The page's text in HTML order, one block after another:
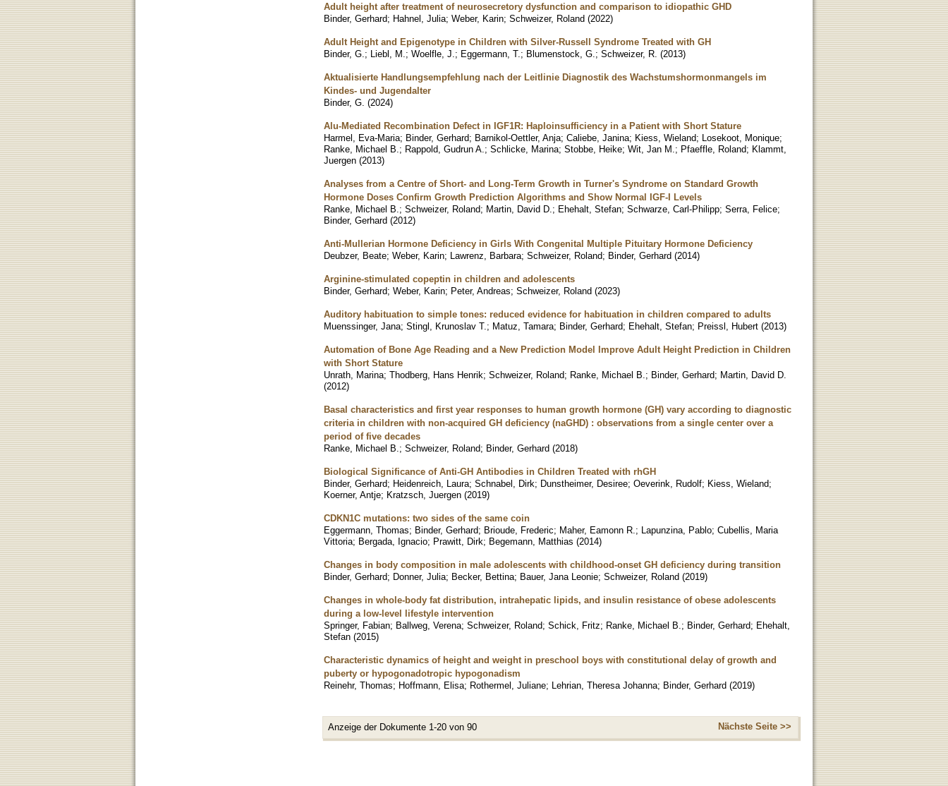
Adult height after treatment of neurosecretory dysfunction and comparison to idiopathic GHD
Binder, Gerhard; Hahnel, Julia; Weber, Karin; Schweizer, Roland (2022)
Adult Height and Epigenotype in Children with Silver-Russell Syndrome Treated with GH
Binder, G. ; Liebl, M. ; Woelfle, J. ; Eggermann, T. ; Blumenstock, G. ; Schweizer, R. (2013)
Aktualisierte Handlungsempfehlung nach der Leitlinie Diagnostik des Wachstumshormonmangels im
Kindes- und Jugendalter
Binder, G. (2024)
Alu-Mediated Recombination Defect in IGF1R: Haploinsufficiency in a Patient with Short Stature
Harmel, Eva-Maria; Binder, Gerhard; Barnikol-Oettler, Anja; Caliebe, Janina; Kiess, Wieland; Losekoot, Monique;
Ranke, Michael B. ; Rappold, Gudrun A. ; Schlicke, Marina; Stobbe, Heike; Wit, Jan M. ; Pfaeffle, Roland; Klammt,
Juergen (2013)
Analyses from a Centre of Short- and Long-Term Growth in Turner's Syndrome on Standard Growth
Hormone Doses Confirm Growth Prediction Algorithms and Show Normal IGF-I Levels
Ranke, Michael B. ; Schweizer, Roland; Martin, David D. ; Ehehalt, Stefan; Schwarze, Carl-Philipp; Serra, Felice;
Binder, Gerhard (2012)
Anti-Mullerian Hormone Deficiency in Girls With Congenital Multiple Pituitary Hormone Deficiency
Deubzer, Beate; Weber, Karin; Lawrenz, Barbara; Schweizer, Roland; Binder, Gerhard (2014)
Arginine-stimulated copeptin in children and adolescents
Binder, Gerhard; Weber, Karin; Peter, Andreas; Schweizer, Roland (2023)
Auditory habituation to simple tones: reduced evidence for habituation in children compared to adults
Muenssinger, Jana; Stingl, Krunoslav T. ; Matuz, Tamara; Binder, Gerhard; Ehehalt, Stefan; Preissl, Hubert (2013)
Automation of Bone Age Reading and a New Prediction Model Improve Adult Height Prediction in Children
with Short Stature
Unrath, Marina; Thodberg, Hans Henrik; Schweizer, Roland; Ranke, Michael B. ; Binder, Gerhard; Martin, David D.
(2012)
Basal characteristics and first year responses to human growth hormone (GH) vary according to diagnostic
criteria in children with non-acquired GH deficiency (naGHD) : observations from a single center over a
period of five decades
Ranke, Michael B. ; Schweizer, Roland; Binder, Gerhard (2018)
Biological Significance of Anti-GH Antibodies in Children Treated with rhGH
Binder, Gerhard; Heidenreich, Laura; Schnabel, Dirk; Dunstheimer, Desiree; Oeverink, Rudolf; Kiess, Wieland;
Koerner, Antje; Kratzsch, Juergen (2019)
CDKN1C mutations: two sides of the same coin
Eggermann, Thomas; Binder, Gerhard; Brioude, Frederic; Maher, Eamonn R. ; Lapunzina, Pablo; Cubellis, Maria
Vittoria; Bergada, Ignacio; Prawitt, Dirk; Begemann, Matthias (2014)
Changes in body composition in male adolescents with childhood-onset GH deficiency during transition
Binder, Gerhard; Donner, Julia; Becker, Bettina; Bauer, Jana Leonie; Schweizer, Roland (2019)
Changes in whole-body fat distribution, intrahepatic lipids, and insulin resistance of obese adolescents
during a low-level lifestyle intervention
Springer, Fabian; Ballweg, Verena; Schweizer, Roland; Schick, Fritz; Ranke, Michael B. ; Binder, Gerhard; Ehehalt,
Stefan (2015)
Characteristic dynamics of height and weight in preschool boys with constitutional delay of growth and
puberty or hypogonadotropic hypogonadism
Reinehr, Thomas; Hoffmann, Elisa; Rothermel, Juliane; Lehrian, Theresa Johanna; Binder, Gerhard (2019)
Anzeige der Dokumente 1-20 von 90 Nächste Seite >>